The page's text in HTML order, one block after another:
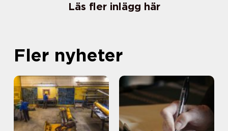
Läs fler inlägg här
Fler nyheter